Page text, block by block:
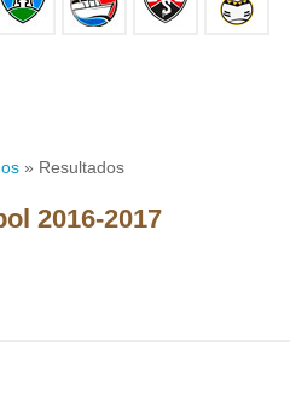
» Resultados
2016-2017